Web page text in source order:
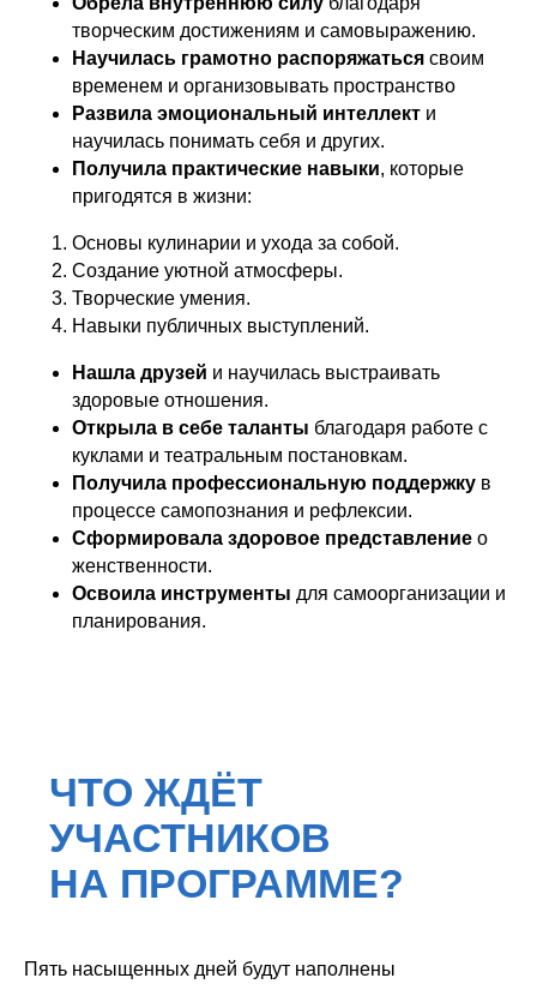
творческим достижениям и самовыражению.
Научилась грамотно распоряжаться своим
временем и организовывать пространство
Развила эмоциональный интеллект и
научилась понимать себя и других.
Получила практические навыки, которые
пригодятся в жизни:
Основы кулинарии и ухода за собой.
Создание уютной атмосферы.
Творческие умения.
Навыки публичных выступлений.
Нашла друзей и научилась выстраивать
здоровые отношения.
Открыла в себе таланты благодаря работе с
куклами и театральным постановкам.
Получила профессиональную поддержку в
процессе самопознания и рефлексии.
Сформировала здоровое представление о
женственности.
Освоила инструменты для самоорганизации и
планирования.
Пять насыщенных дней будут наполнены